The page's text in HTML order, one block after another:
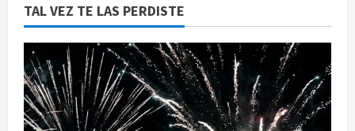
TAL VEZ TE LAS PERDISTE